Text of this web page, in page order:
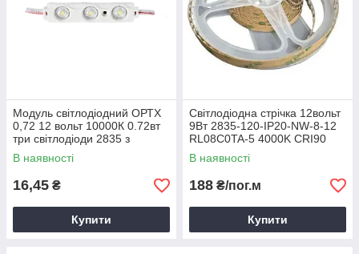
Модуль світлодіодний ОРТХ
0,72 12 вольт 10000К 0.72вт
три світлодіоди 2835 з
лінзами SWPower
В наявності
16,45 ₴
Купити
Світлодіодна стрічка 12вольт
9Вт 2835-120-IP20-NW-8-12
RL08C0TA-5 4000K CRI90
RISHANG 21943
В наявності
188 ₴/пог.м
Купити